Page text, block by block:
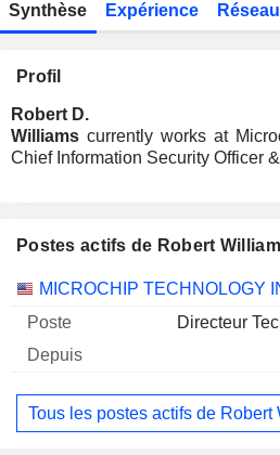
Synthèse Expérience
Profil
Robert D.
Williams currently works at
Chief Information Security Officer
Postes actifs de Robert
Sociétés Poste Début
MICROCHIP TECHNOLOGY
Directeur
Tous les postes actifs de Robert